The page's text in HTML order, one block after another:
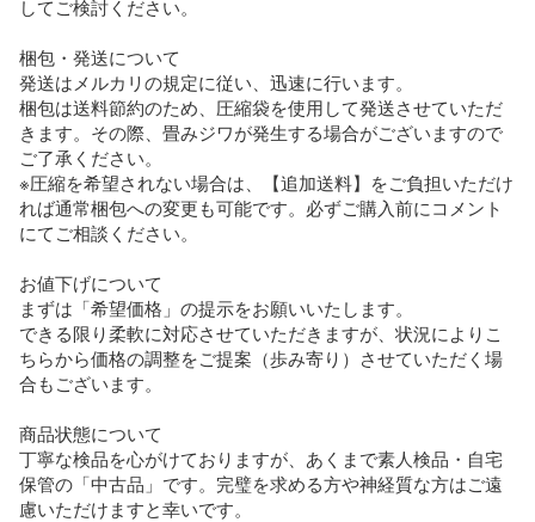
してご検討ください。
​梱包・発送について
発送はメルカリの規定に従い、迅速に行います。
梱包は送料節約のため、圧縮袋を使用して発送させていただ
きます。その際、畳みジワが発生する場合がございますので
ご了承ください。
※圧縮を希望されない場合は、【追加送料】をご負担いただけ
れば通常梱包への変更も可能です。必ずご購入前にコメント
にてご相談ください。
​お値下げについて
まずは「希望価格」の提示をお願いいたします。
できる限り柔軟に対応させていただきますが、状況によりこ
ちらから価格の調整をご提案（歩み寄り）させていただく場
合もございます。
​商品状態について
丁寧な検品を心がけておりますが、あくまで素人検品・自宅
保管の「中古品」です。完璧を求める方や神経質な方はご遠
慮いただけますと幸いです。